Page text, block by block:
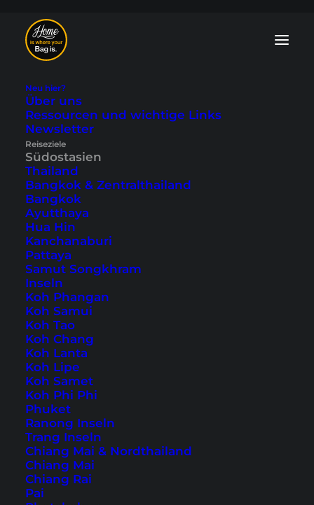
Neu hier?
Über uns
Ressourcen und wichtige Links
Newsletter
Reiseziele
Südostasien
Thailand
Bangkok & Zentralthailand
Bangkok
Ayutthaya
Hua Hin
Kanchanaburi
Pattaya
Samut Songkhram
Inseln
Koh Phangan
Koh Samui
Koh Tao
Koh Chang
Koh Lanta
Koh Lipe
Koh Samet
Koh Phi Phi
Phuket
Ranong Inseln
Trang Inseln
Chiang Mai & Nordthailand
Chiang Mai
Chiang Rai
Pai
Südostasien Blog:
Tipps und
Reiseberichte
In unserem Südostasien Blog findest du
zahlreicheAusflugsziele
und
decken alle Länder von Thailand,
Indonesien, Malaysia bis Vietnam,
Kambodscha, Laos, Myanmar und den
Stadtstaat Singapur ab.
Home Südostasien
Tipps, Reiseberichte und
die schönsten
Sehenswürdigkeiten